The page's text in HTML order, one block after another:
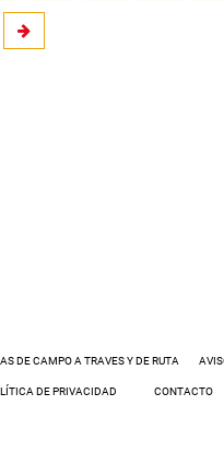
DE CAMPO A TRAVES Y DE RUTA
DE PRIVACIDAD CONTACTO